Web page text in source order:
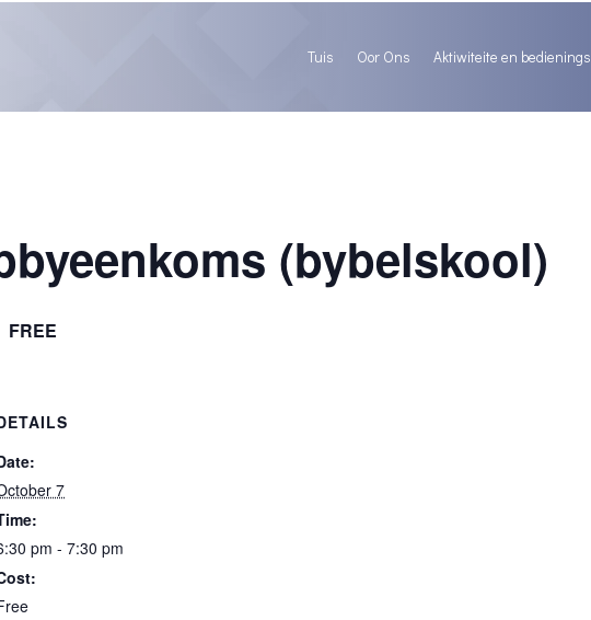
Tuis Oor Ons Aktiwiteite en bedienings
(bybelskool)
FREE
7
pm - 7:30 pm